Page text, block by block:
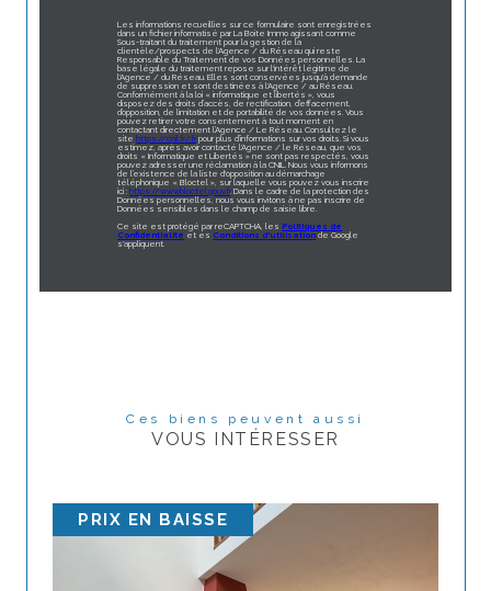
Les informations recueillies sur ce formulaire sont enregistrées
dans un fichier informatisé par La Boite Immo agissant comme
Sous-traitant du traitement pour la gestion de la
clientèle/prospects de l'Agence / du Réseau qui reste
Responsable du Traitement de vos Données personnelles. La
base légale du traitement repose sur l'intérêt légitime de
l'Agence / du Réseau. Elles sont conservées jusqu'à demande
de suppression et sont destinées à l'Agence / au Réseau.
Conformément à la loi « informatique et libertés », vous
disposez des droits d’accès, de rectification, d’effacement,
d’opposition, de limitation et de portabilité de vos données. Vous
pouvez retirer votre consentement à tout moment en
contactant directement l’Agence / Le Réseau. Consultez le
site https://cnil.fr/fr pour plus d’informations sur vos droits. Si vous
estimez, après avoir contacté l'Agence / le Réseau, que vos
droits « Informatique et Libertés » ne sont pas respectés, vous
pouvez adresser une réclamation à la CNIL. Nous vous informons
de l’existence de la liste d'opposition au démarchage
téléphonique « Bloctel », sur laquelle vous pouvez vous inscrire
ici : https://www.bloctel.gouv.fr. Dans le cadre de la protection des
Données personnelles, nous vous invitons à ne pas inscrire de
Données sensibles dans le champ de saisie libre.
Ce site est protégé par reCAPTCHA, les Politiques de
Confidentialité et es Conditions d'utilisation de Google
s'appliquent.
Ces biens peuvent aussi
VOUS INTÉRESSER
PRIX EN BAISSE